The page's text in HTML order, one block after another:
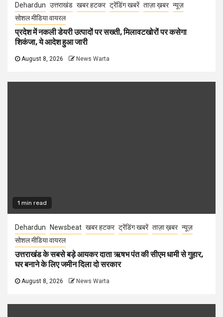
Dehardun उत्तराखंड खबर हटकर ट्रेंडिंग खबरें ताज़ा ख़बर न्यूज़
सोशल मीडिया वायरल
प्रदेश में नकली डेयरी उत्पादों पर सख्ती, मिलावटखोरों पर कसेगा
शिकंजा, ये आदेश हुआ जारी
August 8, 2026 News Warta
1 min read
Dehardun Newsbeat खबर हटकर ट्रेंडिंग खबरें ताज़ा ख़बर न्यूज़
सोशल मीडिया वायरल
उत्तराखंड के सबसे बड़े आयकर दाता ऋषभ पंत की सीएम धामी से गुहार,
घर बनाने के लिए जमीन दिला दो सरकार
August 8, 2026 News Warta